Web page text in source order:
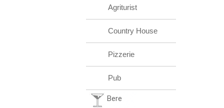
Agriturist
Country House
Pizzerie
Pub
Bere